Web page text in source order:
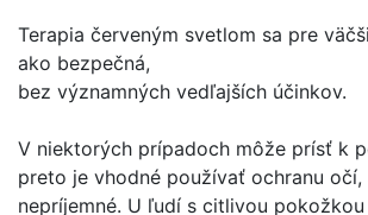
Terapia červeným svetlom sa pre
ako bezpečná,
bez významných vedľajších účinkov.
V niektorých prípadoch môže prísť k
preto je vhodné používať ochranu
nepríjemné. U ľudí s citlivou